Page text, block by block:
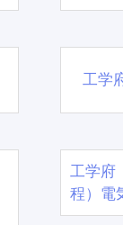
工学
工学
程）電